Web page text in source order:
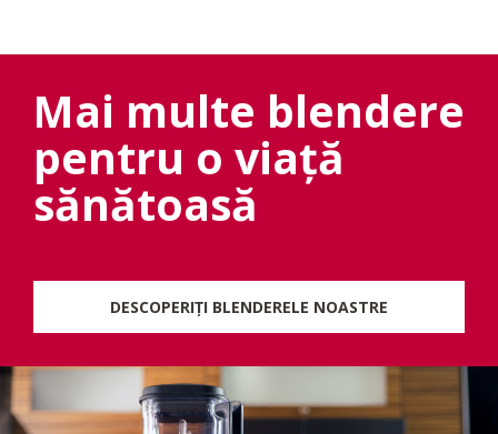
Mai multe blendere
pentru o viață
sănătoasă
DESCOPERIȚI BLENDERELE NOASTRE